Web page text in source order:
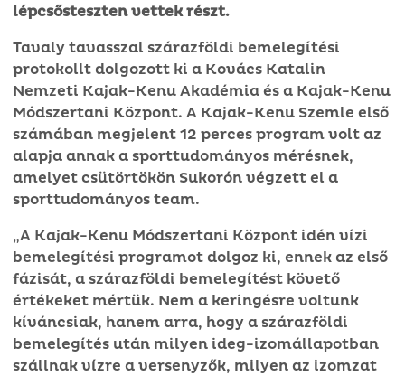
lépcsősteszten vettek részt.
Tavaly tavasszal szárazföldi bemelegítési
protokollt dolgozott ki a Kovács Katalin
Nemzeti Kajak-Kenu Akadémia és a Kajak-Kenu
Módszertani Központ. A Kajak-Kenu Szemle első
számában megjelent 12 perces program volt az
alapja annak a sporttudományos mérésnek,
amelyet csütörtökön Sukorón végzett el a
sporttudományos team.
„A Kajak-Kenu Módszertani Központ idén vízi
bemelegítési programot dolgoz ki, ennek az első
fázisát, a szárazföldi bemelegítést követő
értékeket mértük. Nem a keringésre voltunk
kíváncsiak, hanem arra, hogy a szárazföldi
bemelegítés után milyen ideg-izomállapotban
szállnak vízre a versenyzők, milyen az izomzat